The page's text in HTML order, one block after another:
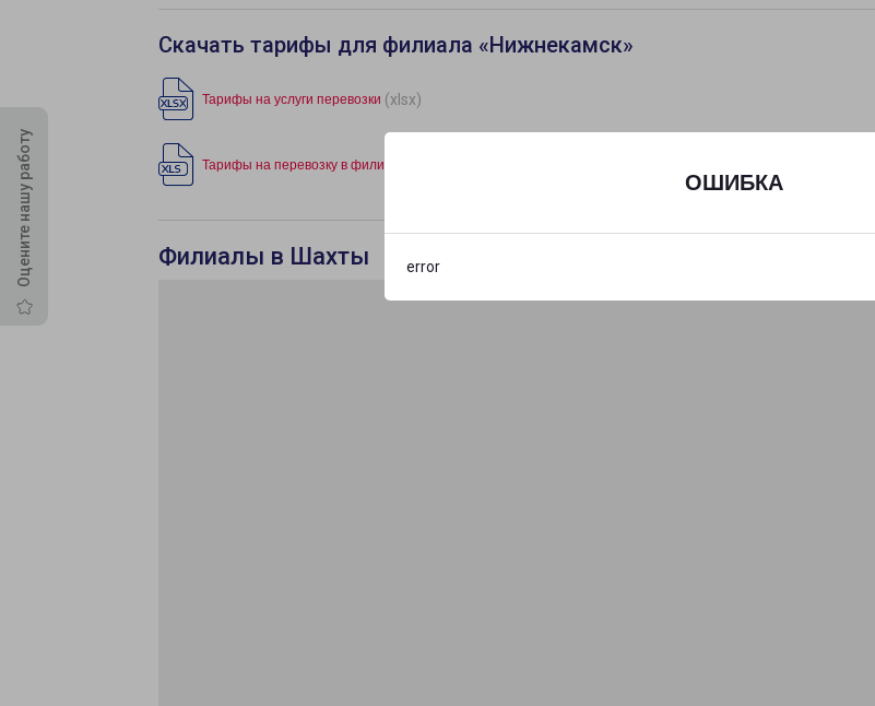
ОШИБКА
error
Оцените нашу работу
Скачать тарифы для филиала «Нижнекамск»
Тарифы на услуги перевозки (xlsx)
Тарифы на перевозку в филиал
Филиалы в Шахты